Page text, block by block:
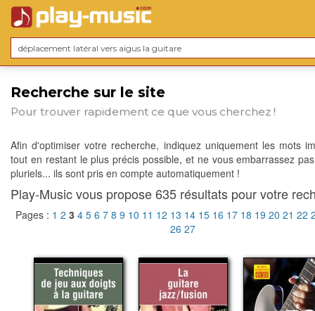
Recherche sur le site
Pour trouver rapidement ce que vous cherchez !
Afin d'optimiser votre recherche, indiquez uniquement les mots
tout en restant le plus précis possible, et ne vous embarrassez
pluriels... ils sont pris en compte automatiquement !
Play-Music vous propose 635 résultats pour votre
Pages : 1 2 3 4 5 6 7 8 9 10 11 12 13 14 15 16 17 18 19 20 21 22
26 27